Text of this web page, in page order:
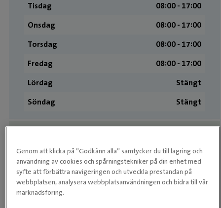
Tisdag
08:00 ­- 17:00
Onsdag
08:00 ­- 17:00
Torsdag
08:00 ­- 17:00
Fredag
08:00 ­- 17:00
Lördag
Stängt
Söndag
Stängt
Måndag
08:00 - 18:00
Tisdag
08:00 - 18:00
Onsdag
Genom att klicka på ”Godkänn alla” samtycker du till lagring och
användning av cookies och spårningstekniker på din enhet med
syfte att förbättra navigeringen och utveckla prestandan på
webbplatsen, analysera webbplatsanvändningen och bidra till vår
marknadsföring.